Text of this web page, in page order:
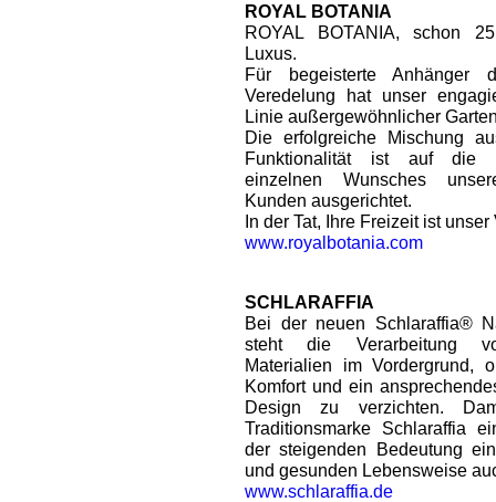
ROYAL BOTANIA
ROYAL BOTANIA, schon
Luxus.
Für begeisterte Anhänger
Veredelung hat unser
Linie außergewöhnlicher
Die erfolgreiche Mischung
Funktionalität ist auf die
einzelnen Wunsches
Kunden ausgerichtet.
In der Tat, Ihre Freizeit ist unser
www.royalbotania.com
SCHLARAFFIA
Bei der neuen Schlaraffia®
steht die Verarbeitung
Materialien im Vordergrund,
Komfort und ein
Design zu verzichten.
Traditionsmarke Schlaraffia
der steigenden Bedeutung
und gesunden Lebensweise
www.schlaraffia.de